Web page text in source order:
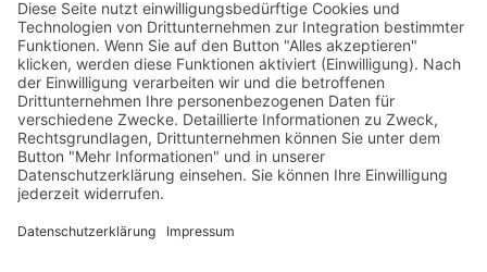
Unternehmen
Service
Media
© 2026 - Camaro Erich Roiser GmbH
AGB Impressum